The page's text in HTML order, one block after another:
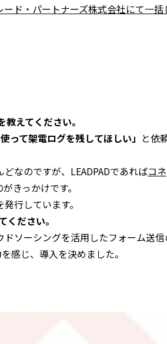
ド・パートナーズ株式会社にて一括
えてください。
使って架電ログを残してほしい」 と依
なのですが、LEADPADであればコネ
きっかけです。
行しています。
ださい。
ソーシングを活用したフォーム送信
感じ、導入を決めました。